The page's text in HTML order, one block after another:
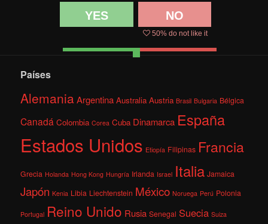
YES NO
50% do not like it
Países
AlemaniaArgentina Australia Austria Brasil Bulgaria Bélgica
Canadá Colombia Corea Cuba Dinamarca España
Estados Unidos Etiopía Filipinas Francia
Grecia Holanda Hong Kong Hungría Irlanda Israel Italia Jamaica
Japón Kenia Libia Liechtenstein México Noruega Perú Polonia
Portugal Reino Unido Rusia Senegal Suecia Suiza